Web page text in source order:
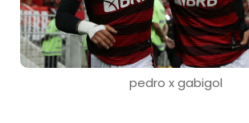
pedro x gabigol